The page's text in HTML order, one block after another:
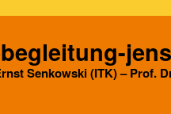
Senkowski (ITK) – Prof.